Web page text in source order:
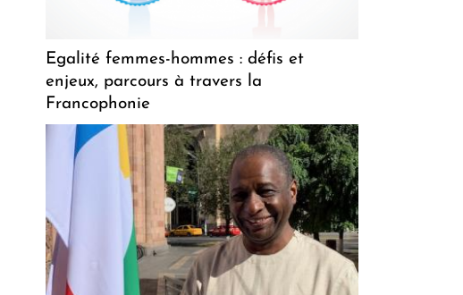
Egalité femmes-hommes : défis et
enjeux, parcours à travers la
Francophonie